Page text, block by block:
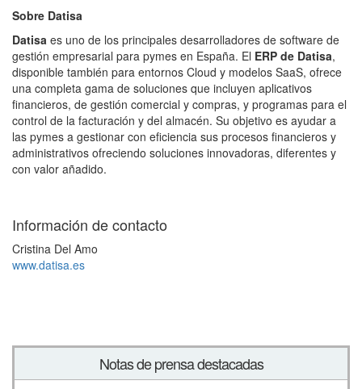
Sobre Datisa
Datisa es uno de los principales desarrolladores de software de
gestión empresarial para pymes en España. El ERP de Datisa,
disponible también para entornos Cloud y modelos SaaS, ofrece
una completa gama de soluciones que incluyen aplicativos
financieros, de gestión comercial y compras, y programas para el
control de la facturación y del almacén. Su objetivo es ayudar a
las pymes a gestionar con eficiencia sus procesos financieros y
administrativos ofreciendo soluciones innovadoras, diferentes y
con valor añadido.
Información de contacto
Cristina Del Amo
www.datisa.es
Notas de prensa destacadas